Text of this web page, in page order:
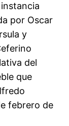
por Oscar
y
del
que
febrero de